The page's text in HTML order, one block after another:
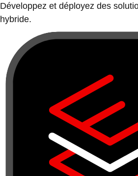
Développez et déployez des
hybride.